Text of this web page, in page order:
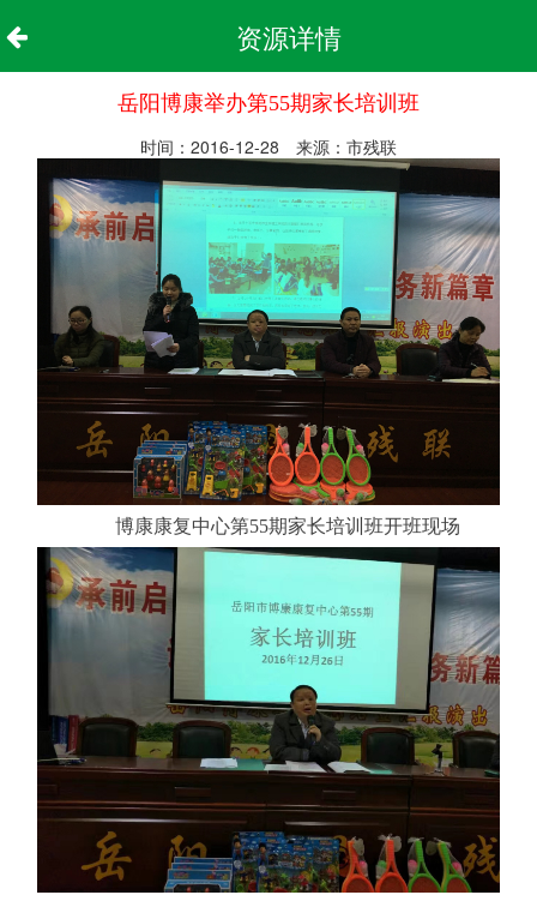
资源详情
岳阳博康举办第55期家长培训班
时间：2016-12-28 来源：市残联
博康康复中心第55期家长培训班开班现场